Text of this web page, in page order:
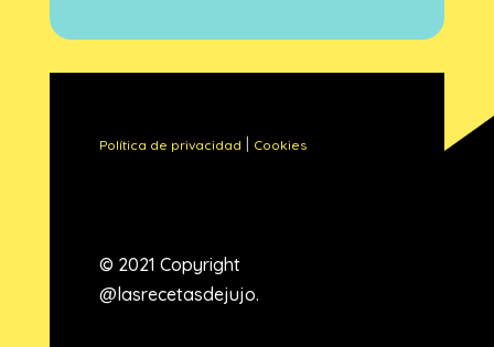
Política de privacidad Cookies
© 2021 Copyright
@lasrecetasdejujo.